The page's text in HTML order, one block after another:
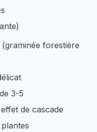
(graminée forestière
3-5
de cascade